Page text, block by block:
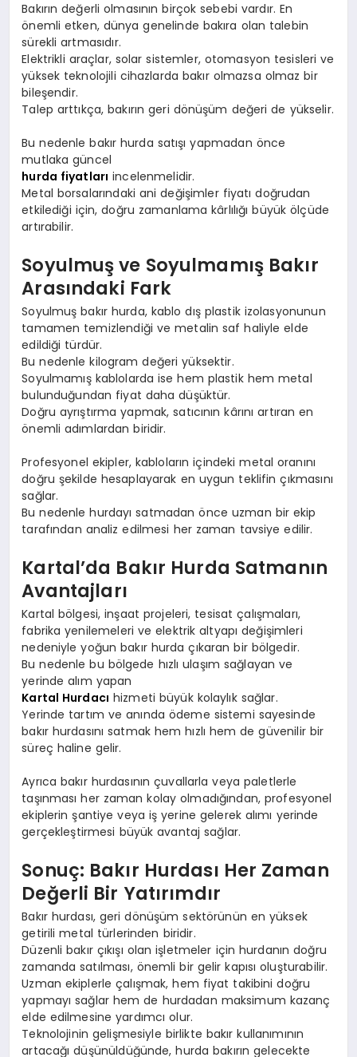
Bakırın değerli olmasının birçok sebebi vardır. En
önemli etken, dünya genelinde bakıra olan talebin
sürekli artmasıdır.
Elektrikli araçlar, solar sistemler, otomasyon tesisleri ve
yüksek teknolojili cihazlarda bakır olmazsa olmaz bir
bileşendir.
Talep arttıkça, bakırın geri dönüşüm değeri de yükselir.
Bu nedenle bakır hurda satışı yapmadan önce
mutlaka güncel
hurda fiyatları incelenmelidir.
Metal borsalarındaki ani değişimler fiyatı doğrudan
etkilediği için, doğru zamanlama kârlılığı büyük ölçüde
artırabilir.
Soyulmuş ve Soyulmamış Bakır
Arasındaki Fark
Soyulmuş bakır hurda, kablo dış plastik izolasyonunun
tamamen temizlendiği ve metalin saf haliyle elde
edildiği türdür.
Bu nedenle kilogram değeri yüksektir.
Soyulmamış kablolarda ise hem plastik hem metal
bulunduğundan fiyat daha düşüktür.
Doğru ayrıştırma yapmak, satıcının kârını artıran en
önemli adımlardan biridir.
Profesyonel ekipler, kabloların içindeki metal oranını
doğru şekilde hesaplayarak en uygun teklifin çıkmasını
sağlar.
Bu nedenle hurdayı satmadan önce uzman bir ekip
tarafından analiz edilmesi her zaman tavsiye edilir.
Kartal’da Bakır Hurda Satmanın
Avantajları
Kartal bölgesi, inşaat projeleri, tesisat çalışmaları,
fabrika yenilemeleri ve elektrik altyapı değişimleri
nedeniyle yoğun bakır hurda çıkaran bir bölgedir.
Bu nedenle bu bölgede hızlı ulaşım sağlayan ve
yerinde alım yapan
Kartal Hurdacı hizmeti büyük kolaylık sağlar.
Yerinde tartım ve anında ödeme sistemi sayesinde
bakır hurdasını satmak hem hızlı hem de güvenilir bir
süreç haline gelir.
Ayrıca bakır hurdasının çuvallarla veya paletlerle
taşınması her zaman kolay olmadığından, profesyonel
ekiplerin şantiye veya iş yerine gelerek alımı yerinde
gerçekleştirmesi büyük avantaj sağlar.
Sonuç: Bakır Hurdası Her Zaman
Değerli Bir Yatırımdır
Bakır hurdası, geri dönüşüm sektörünün en yüksek
getirili metal türlerinden biridir.
Düzenli bakır çıkışı olan işletmeler için hurdanın doğru
zamanda satılması, önemli bir gelir kapısı oluşturabilir.
Uzman ekiplerle çalışmak, hem fiyat takibini doğru
yapmayı sağlar hem de hurdadan maksimum kazanç
elde edilmesine yardımcı olur.
Teknolojinin gelişmesiyle birlikte bakır kullanımının
artacağı düşünüldüğünde, hurda bakırın gelecekte